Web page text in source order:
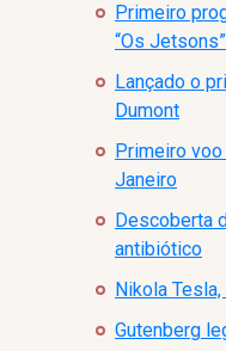
Primeiro
“Os Jetsons”
Lançado o
Dumont
Primeiro
Janeiro
Descoberta
antibiótico
Nikola
Gutenberg